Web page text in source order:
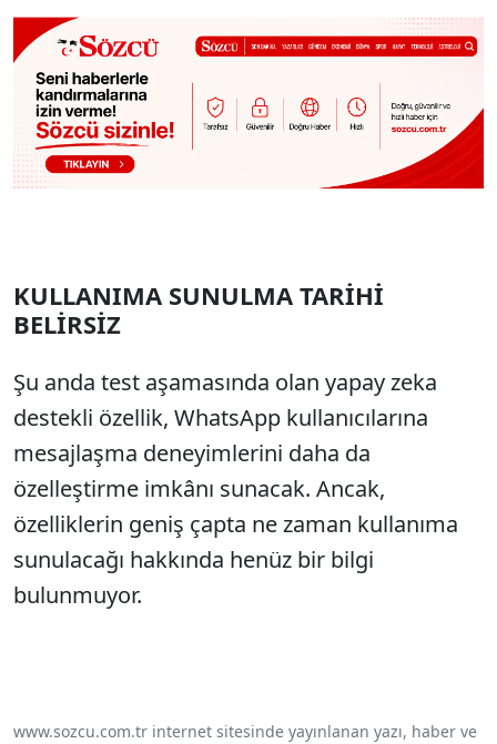
KULLANIMA SUNULMA TARİHİ
BELİRSİZ
Şu anda test aşamasında olan yapay zeka
destekli özellik, WhatsApp kullanıcılarına
mesajlaşma deneyimlerini daha da
özelleştirme imkânı sunacak. Ancak,
özelliklerin geniş çapta ne zaman kullanıma
sunulacağı hakkında henüz bir bilgi
bulunmuyor.
www.sozcu.com.tr internet sitesinde yayınlanan yazı, haber ve